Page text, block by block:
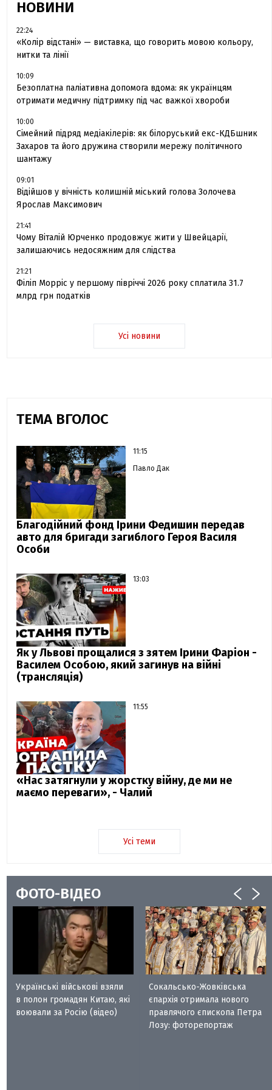
НОВИНИ
22:24
«Колір відстані» — виставка, що говорить мовою кольору,
нитки та лінії
10:09
Безоплатна паліативна допомога вдома: як українцям
отримати медичну підтримку під час важкої хвороби
10:00
Сімейний підряд медіакілерів: як білоруський екс-КДБшник
Захаров та його дружина створили мережу політичного
шантажу
09:01
Відійшов у вічність колишній міський голова Золочева
Ярослав Максимович
21:41
Чому Віталій Юрченко продовжує жити у Швейцарії,
залишаючись недосяжним для слідства
21:21
Філіп Морріс у першому півріччі 2026 року сплатила 31.7
млрд грн податків
Усі новини
ТЕМА ВГОЛОС
11:15
Павло Дак
Благодійний фонд Ірини Федишин передав
авто для бригади загиблого Героя Василя
Особи
13:03
Як у Львові прощалися з зятем Ірини Фаріон -
Василем Особою, який загинув на війні
(трансляція)
11:55
«Нас затягнули у жорстку війну, де ми не
маємо переваги», - Чалий
Усі теми
ФОТО-ВІДЕО
Українські військові взяли
в полон громадян Китаю, які
воювали за Росію (відео)
Сокальсько-Жовківська
єпархія отримала нового
правлячого єпископа Петра
Лозу: фоторепортаж